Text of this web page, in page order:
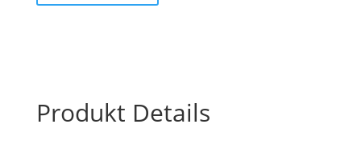
Produkt Details